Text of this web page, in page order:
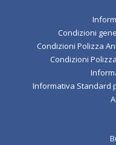
Condizioni
Condizioni Polizza
Condizioni
Informativa Standard